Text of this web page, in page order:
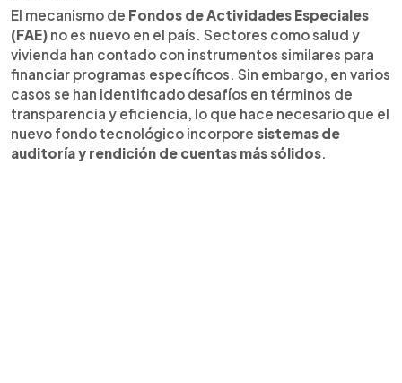
El mecanismo de Fondos de Actividades Especiales
(FAE) no es nuevo en el país. Sectores como salud y
vivienda han contado con instrumentos similares para
financiar programas específicos. Sin embargo, en varios
casos se han identificado desafíos en términos de
transparencia y eficiencia, lo que hace necesario que el
nuevo fondo tecnológico incorpore sistemas de
auditoría y rendición de cuentas más sólidos.